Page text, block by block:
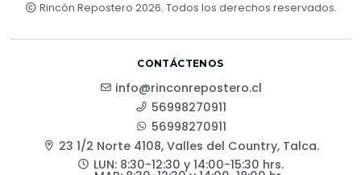
Rincón Repostero 2026. Todos los derechos reservados.
CONTÁCTENOS
info@rinconrepostero.cl
56998270911
56998270911
23 1/2 Norte 4108, Valles del Country, Talca.
LUN: 8:30-12:30 y 14:00-15:30 hrs.